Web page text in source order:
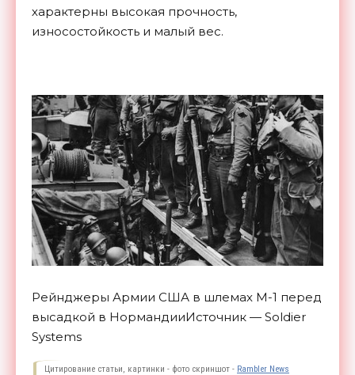
характерны высокая прочность,
износостойкость и малый вес.
Рейнджеры Армии США в шлемах М-1 перед
высадкой в НормандииИсточник — Soldier
Systems
Цитирование статьи, картинки - фото скриншот - Rambler News